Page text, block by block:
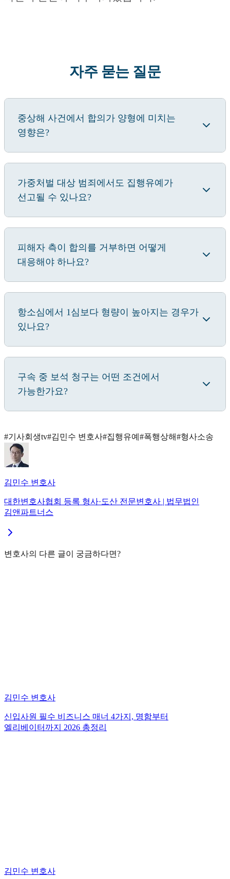
자주 묻는 질문
중상해 사건에서 합의가 양형에 미치는
영향은?
가중처벌 대상 범죄에서도 집행유예가
선고될 수 있나요?
피해자 측이 합의를 거부하면 어떻게
대응해야 하나요?
항소심에서 1심보다 형량이 높아지는 경우가
있나요?
구속 중 보석 청구는 어떤 조건에서
가능한가요?
#기사회생tv#김민수 변호사#집행유예 #폭행상해#형사소송
김민수 변호사
대한변호사협회 등록 형사·도산 전문변호사 | 법무법인
김앤파트너스
변호사의 다른 글이 궁금하다면?
김민수 변호사
신입사원 필수 비즈니스 매너 4가지, 명함부터
엘리베이터까지 2026 총정리
김민수 변호사